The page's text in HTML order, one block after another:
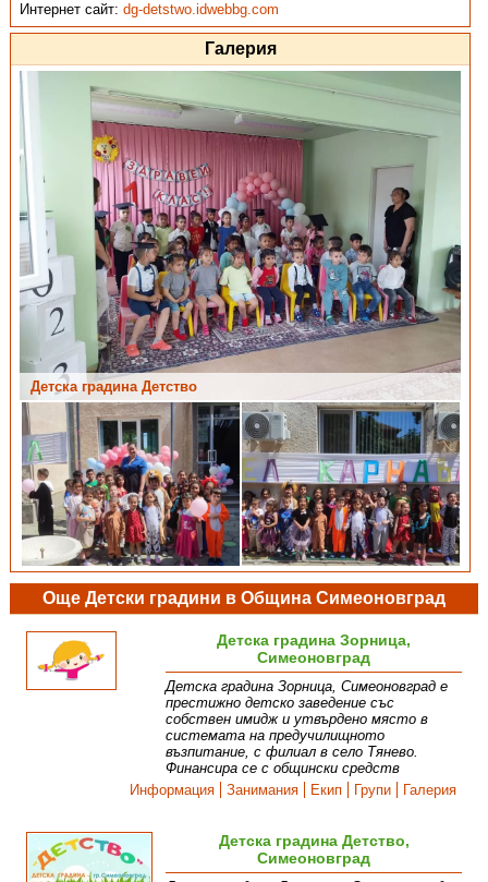
Интернет сайт:dg-detstwo.idwebbg.com
Галерия
Детска градина Детство
Още Детски градини в Община Симеоновград
Детска градина Зорница,
Симеоновград
Детска градина Зорница, Симеоновград е
престижно детско заведение със
собствен имидж и утвърдено място в
системата на предучилищното
възпитание, с филиал в село Тянево.
Финансира се с общински средств
Информация
Занимания Екип Групи Галерия
Детска градина Детство,
Симеоновград